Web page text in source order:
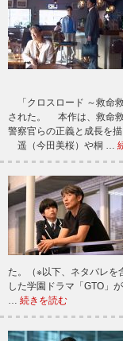
「クロスロード ～救命
された。 本作は、救命救
警察官らの正義と成長を
遥（今田美桜）や桐 …
た。（※以下、ネタバレ
した学園ドラマ「GTO」
… 続きを読む